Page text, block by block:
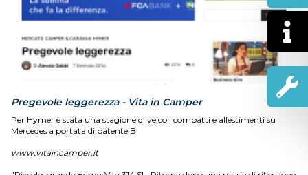
Pregevole leggerezza - Vita in Camper
Per Hymer è stata una stagione di veicoli compatti e allestimenti su
Mercedes a portata di patente B
www.vitaincamper.it